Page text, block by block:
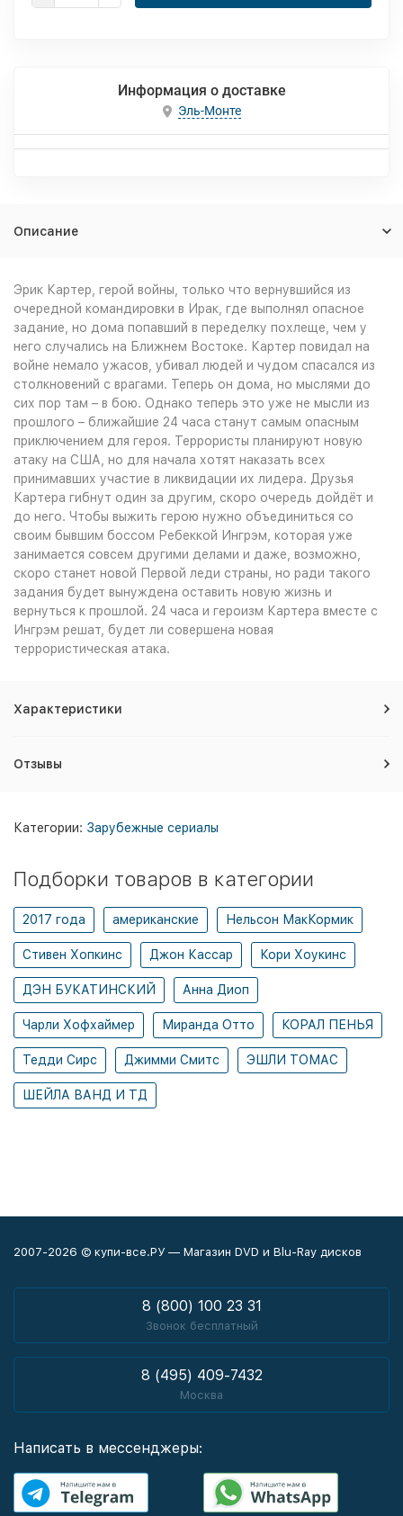
Информация о доставке
Эль-Монте
Описание
Эрик Картер, герой войны, только что вернувшийся из
очередной командировки в Ирак, где выполнял опасное
задание, но дома попавший в переделку похлеще, чем у
него случались на Ближнем Востоке. Картер повидал на
войне немало ужасов, убивал людей и чудом спасался из
столкновений с врагами. Теперь он дома, но мыслями до
сих пор там – в бою. Однако теперь это уже не мысли из
прошлого – ближайшие 24 часа станут самым опасным
приключением для героя. Террористы планируют новую
атаку на США, но для начала хотят наказать всех
принимавших участие в ликвидации их лидера. Друзья
Картера гибнут один за другим, скоро очередь дойдёт и
до него. Чтобы выжить герою нужно объединиться со
своим бывшим боссом Ребеккой Ингрэм, которая уже
занимается совсем другими делами и даже, возможно,
скоро станет новой Первой леди страны, но ради такого
задания будет вынуждена оставить новую жизнь и
вернуться к прошлой. 24 часа и героизм Картера вместе с
Ингрэм решат, будет ли совершена новая
террористическая атака.
Характеристики
Отзывы
Категории: Зарубежные сериалы
Подборки товаров в категории
2017 года американские Нельсон МакКормик
Стивен Хопкинс Джон Кассар Кори Хоукинс
ДЭН БУКАТИНСКИЙ Анна Диоп
Чарли Хофхаймер Миранда Отто КОРАЛ ПЕНЬЯ
Тедди Сирс Джимми Смитс ЭШЛИ ТОМАС
ШЕЙЛА ВАНД И ТД
2007-2026 © купи-все.РУ — Магазин DVD и Blu-Ray дисков
8 (800) 100 23 31
Звонок бесплатный
8 (495) 409-7432
Москва
Написать в мессенджеры: